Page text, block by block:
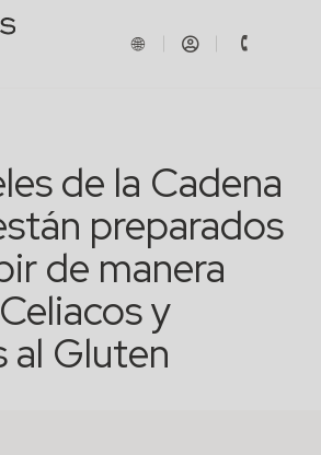
de la Cadena
preparados
de manera
y
al Gluten